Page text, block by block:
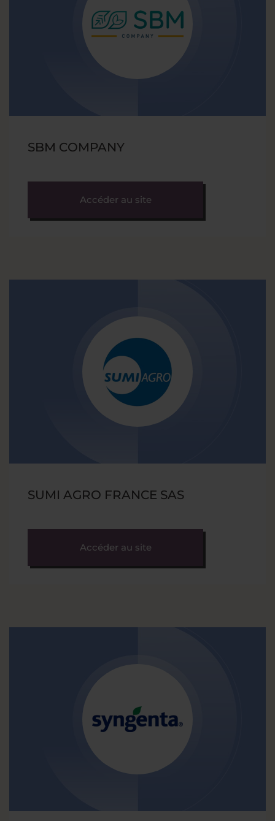
SBM COMPANY
Accéder au site
SUMI AGRO FRANCE SAS
Accéder au site